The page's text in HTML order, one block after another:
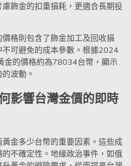
飾金的扣重損耗，更適合長期投
格則包含了飾金加工及回收損
可避免的成本參數。根據2024
金的價格約為78034台幣，顯示
波動。
影響台灣金價的即時
金多少台幣的重要因素。這些成
不確定性。地緣政治事件，如俄